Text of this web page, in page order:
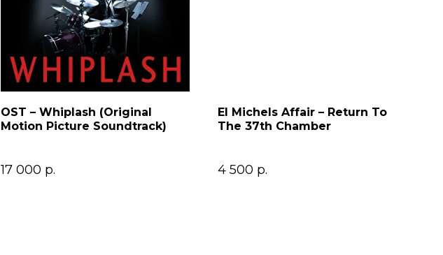
OST – Whiplash (Original
Motion Picture Soundtrack)
17 000 р.
El Michels Affair – Return To
The 37th Chamber
4 500 р.